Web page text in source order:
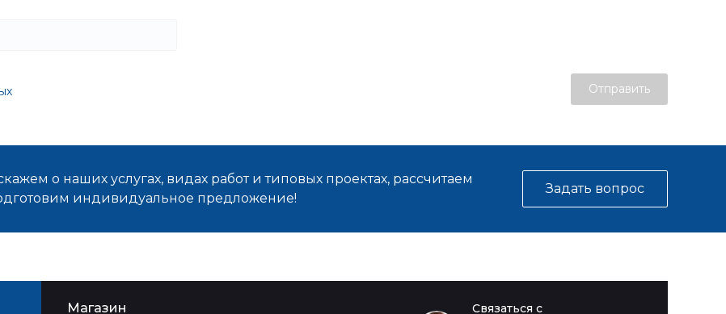
Отправить
о наших услугах, видах работ и типовых проектах, рассчитаем
индивидуальное предложение!
Задать вопрос
Связаться с
Магазин